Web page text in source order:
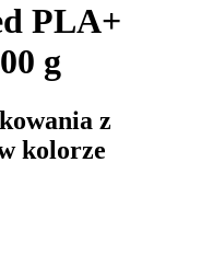
PLA+
g
z
kolorze